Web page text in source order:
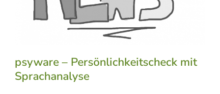
psyware – Persönlichkeitscheck mit
Sprachanalyse